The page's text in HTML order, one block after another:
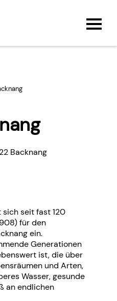
Backnang
sich seit fast 120
für den
ein.
Generationen
ist, die über
und Arten,
Wasser, gesunde
an endlichen